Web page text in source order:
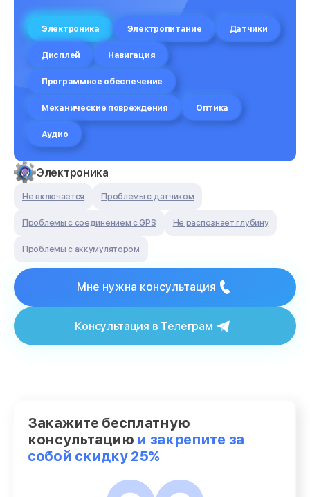
Электроника Электропитание Датчики
Дисплей Навигация
Программное обеспечение
Механические повреждения Оптика
Аудио
Электроника
Не включается Проблемы с датчиком
Проблемы с соединением с GPS Не распознает глубину
Проблемы с аккумулятором
Мне нужна консультация
Консультация в Телеграм
Закажите бесплатную
консультацию и закрепите за
собой скидку 25%